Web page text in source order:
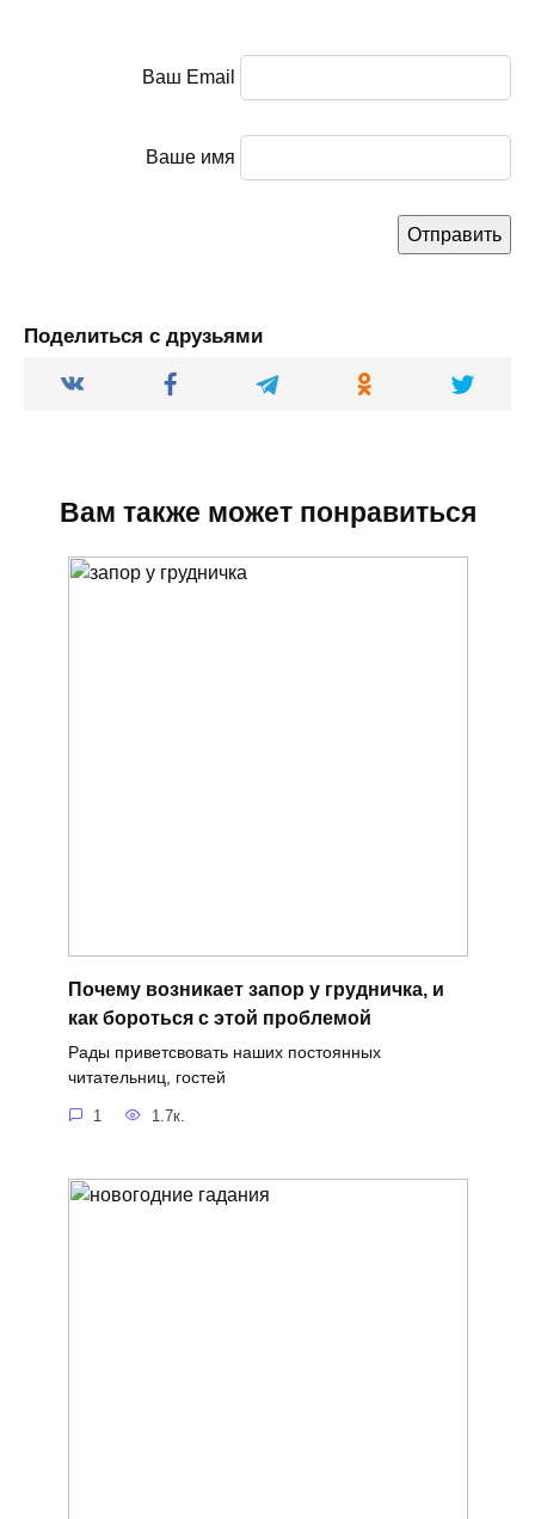
Ваш Email
Ваше имя
Поделиться с друзьями
Вам также может понравиться
Почему возникает запор у грудничка, и
как бороться с этой проблемой
Рады приветсвовать наших постоянных
читательниц, гостей
1 1.7к.